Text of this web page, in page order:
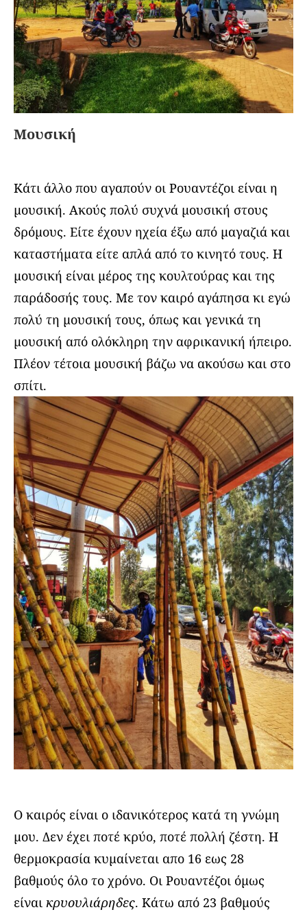
Μουσική
Κάτι άλλο που αγαπούν οι Ρουαντέζοι είναι η
μουσική. Ακούς πολύ συχνά μουσική στους
δρόμους. Είτε έχουν ηχεία έξω από μαγαζιά και
καταστήματα είτε απλά από το κινητό τους. Η
μουσική είναι μέρος της κουλτούρας και της
παράδοσής τους. Με τον καιρό αγάπησα κι εγώ
πολύ τη μουσική τους, όπως και γενικά τη
μουσική από ολόκληρη την αφρικανική ήπειρο.
Πλέον τέτοια μουσική βάζω να ακούσω και στο
σπίτι.
Ο καιρός είναι ο ιδανικότερος κατά τη γνώμη
μου. Δεν έχει ποτέ κρύο, ποτέ πολλή ζέστη. Η
θερμοκρασία κυμαίνεται απο 16 εως 28
βαθμούς όλο το χρόνο. Οι Ρουαντέζοι όμως
είναι κρυουλιάρηδες. Κάτω από 23 βαθμούς